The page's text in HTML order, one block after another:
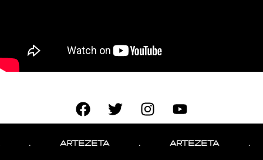
ARTEZETA ARTEZETA